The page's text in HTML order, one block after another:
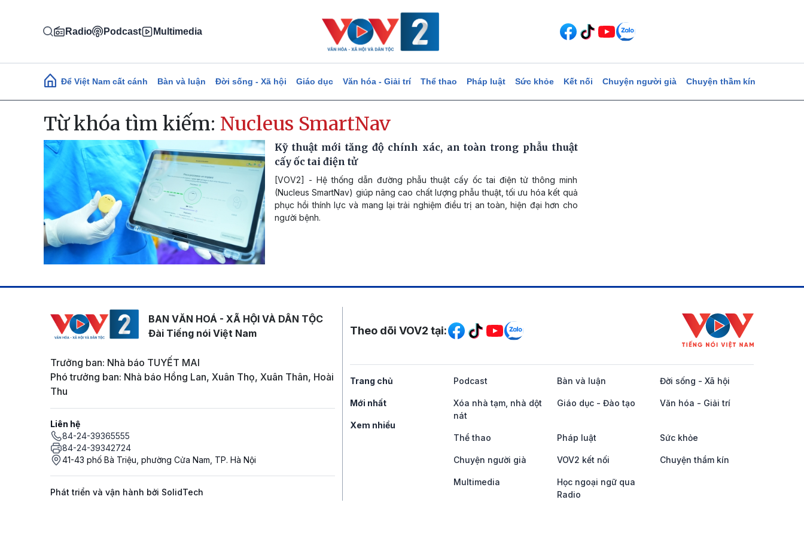
Radio Podcast Multimedia
Main navigation
Để Việt Nam cất cánh Bàn và luận Đời sống - Xã hội Giáo dục Văn hóa - Giải trí Thể thao Pháp luật Sức khỏe Kết nối Chuyện người già Chuyện thầm kín
Từ khóa tìm kiếm: Nucleus SmartNav
Kỹ thuật mới tăng độ chính xác, an toàn trong phẫu thuật
cấy ốc tai điện tử
[VOV2] - Hệ thống dẫn đường phẫu thuật cấy ốc tai điện tử thông minh
(Nucleus SmartNav) giúp nâng cao chất lượng phẫu thuật, tối ưu hóa kết quả
phục hồi thính lực và mang lại trải nghiệm điều trị an toàn, hiện đại hơn cho
người bệnh.
BAN VĂN HOÁ - XÃ HỘI VÀ DÂN TỘC
Đài Tiếng nói Việt Nam
Trưởng ban: Nhà báo TUYẾT MAI
Phó trưởng ban: Nhà báo Hồng Lan, Xuân Thọ, Xuân Thân, Hoài
Thu
Liên hệ
84-24-39365555
84-24-39342724
41-43 phố Bà Triệu, phường Cửa Nam, TP. Hà Nội
Phát triển và vận hành bởi SolidTech
Mạng xã hội
Theo dõi VOV2 tại:
Trang chủ
Mới nhất
Xem nhiều
Podcast Bàn và luận Đời sống - Xã hội
Xóa nhà tạm, nhà dột
nát
Giáo dục - Đào tạo Văn hóa - Giải trí
Thể thao Pháp luật Sức khỏe
Chuyện người già VOV2 kết nối Chuyện thầm kín
Multimedia
Học ngoại ngữ qua
Radio